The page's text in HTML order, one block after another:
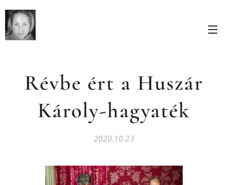
Révbe ért a Huszár
Károly-hagyaték
2020.10.23